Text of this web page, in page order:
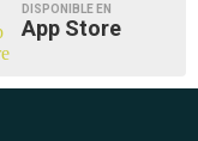
DISPONIBLE EN
App Store